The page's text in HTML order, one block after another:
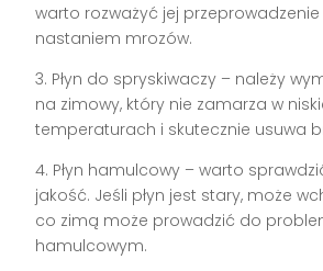
warto rozważyć jej
nastaniem mrozów.
3. Płyn do spryskiwaczy – należy
na zimowy, który nie zamarza w
temperaturach i skutecznie usuwa
4. Płyn hamulcowy – warto
jakość. Jeśli płyn jest stary, może
co zimą może prowadzić do
hamulcowym.